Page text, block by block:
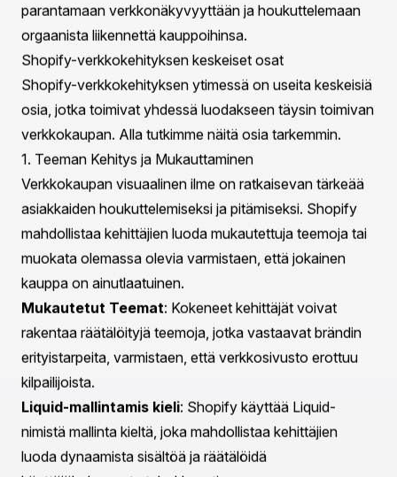
että vakiintuneet yritykset löytävät sopivan
vaihtoehdon.
Mukautettavat Mallit: Satojen ammattimaisesti
suunniteltujen teemojen avulla yritykset voivat helposti
mukauttaa kauppojensa ulkoasun heijastamaan brändi-
identiteettiään.
Integroitu Maksunkäsittely: Shopify tarjoaa
turvallisen ja vahvan maksuväylän, joka mahdollistaa
yritysten hyväksyvän erilaisia maksutapoja, kuten
luottokortteja, PayPalia ja muita.
Mobiilioptimointi: Ottaen huomioon yhä kasvavan
määrän kuluttajia, jotka ostavat mobiililaitteilla, Shopify
varmistaa, että kaikki kaupat ovat mobiiliystävällisiä,
providing a seamless shopping experience across
devices.
SEO Ystävällisyys
parhaita käytäntöjä silmällä pitäen, auttaen yrityksiä
parantamaan verkkonäkyvyyttään ja houkuttelemaan
orgaanista liikennettä kauppoihinsa.